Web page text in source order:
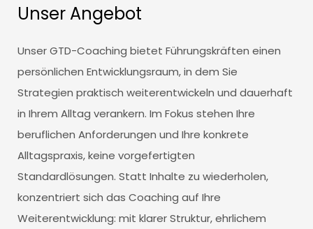
Unser Angebot
Unser GTD-Coaching bietet Führungskräften einen
persönlichen Entwicklungsraum, in dem Sie
Strategien praktisch weiterentwickeln und dauerhaft
in Ihrem Alltag verankern. Im Fokus stehen Ihre
beruflichen Anforderungen und Ihre konkrete
Alltagspraxis, keine vorgefertigten
Standardlösungen. Statt Inhalte zu wiederholen,
konzentriert sich das Coaching auf Ihre
Weiterentwicklung: mit klarer Struktur, ehrlichem